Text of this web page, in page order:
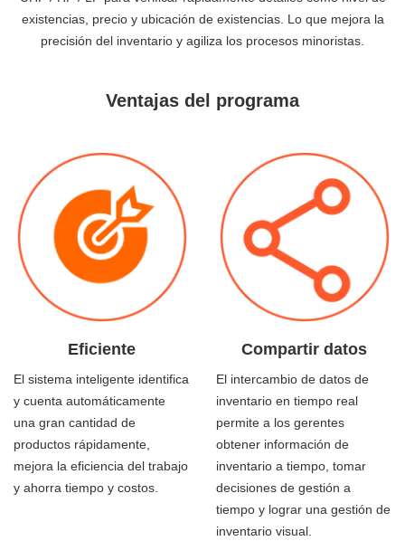
existencias, precio y ubicación de existencias. Lo que mejora la
precisión del inventario y agiliza los procesos minoristas.
Ventajas del programa
Eficiente
El sistema inteligente identifica
y cuenta automáticamente
una gran cantidad de
productos rápidamente,
mejora la eficiencia del trabajo
y ahorra tiempo y costos.
Compartir datos
El intercambio de datos de
inventario en tiempo real
permite a los gerentes
obtener información de
inventario a tiempo, tomar
decisiones de gestión a
tiempo y lograr una gestión de
inventario visual.